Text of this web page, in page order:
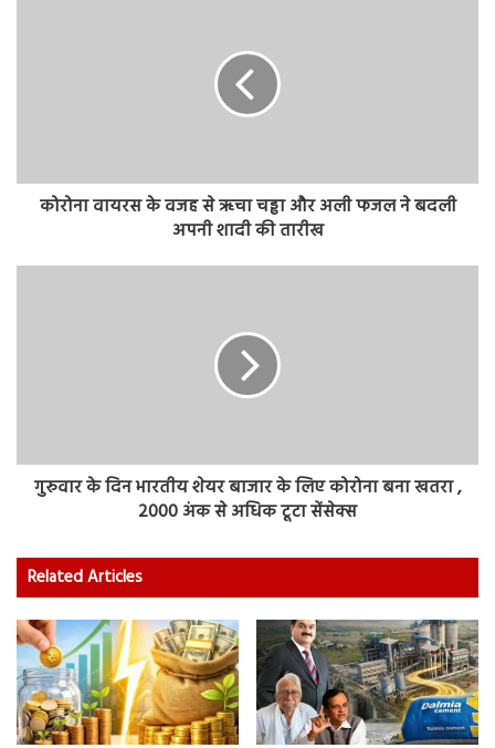
कोरोना वायरस के वजह से ऋचा चड्ढा और अली फजल ने बदली
अपनी शादी की तारीख
गुरुवार के दिन भारतीय शेयर बाजार के लिए कोरोना बना खतरा ,
2000 अंक से अधिक टूटा सेंसेक्स
Related Articles